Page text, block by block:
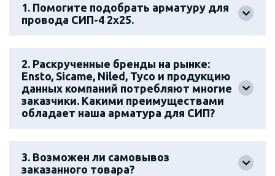
1. Помогите подобрать арматуру для
провода СИП-4 2х25.
2. Раскрученные бренды на рынке:
Ensto, Sicame, Niled, Tyco и продукцию
данных компаний потребляют многие
заказчики. Какими преимуществами
обладает наша арматура для СИП?
3. Возможен ли самовывоз
заказанного товара?